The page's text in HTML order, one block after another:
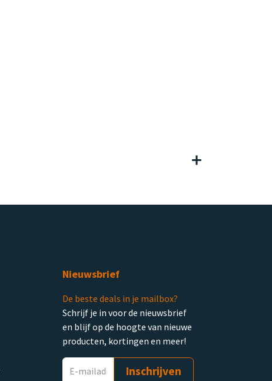
Nieuwsbrief
De beste deals in je mailbox?
Schrijf je in voor de nieuwsbrief
en blijf op de hoogte van nieuwe
producten, kortingen en meer!
Inschrijven